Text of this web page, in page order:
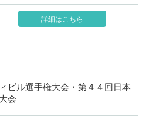
詳細はこちら
ビル選手権大会・第４４回日本
会